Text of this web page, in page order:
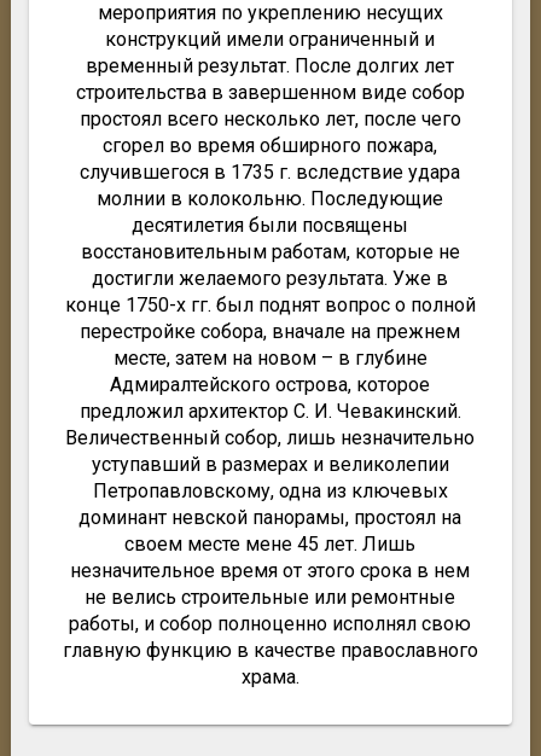
мероприятия по укреплению несущих
конструкций имели ограниченный и
временный результат. После долгих лет
строительства в завершенном виде собор
простоял всего несколько лет, после чего
сгорел во время обширного пожара,
случившегося в 1735 г. вследствие удара
молнии в колокольню. Последующие
десятилетия были посвящены
восстановительным работам, которые не
достигли желаемого результата. Уже в
конце 1750-х гг. был поднят вопрос о полной
перестройке собора, вначале на прежнем
месте, затем на новом – в глубине
Адмиралтейского острова, которое
предложил архитектор С. И. Чевакинский.
Величественный собор, лишь незначительно
уступавший в размерах и великолепии
Петропавловскому, одна из ключевых
доминант невской панорамы, простоял на
своем месте мене 45 лет. Лишь
незначительное время от этого срока в нем
не велись строительные или ремонтные
работы, и собор полноценно исполнял свою
главную функцию в качестве православного
храма.